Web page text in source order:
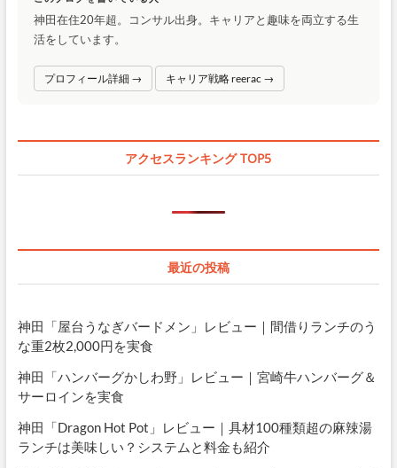
ィ
グ
HND⇒JL495⇒KCZ
神田在住20年超。コンサル出身。キャリアと趣味を両立する生
活をしています。
プロフィール詳細 → キャリア戦略 reerac →
アクセスランキング TOP5
最近の投稿
神田「屋台うなぎバードメン」レビュー｜間借りランチのう
な重2枚2,000円を実食
神田「ハンバーグかしわ野」レビュー｜宮崎牛ハンバーグ＆
サーロインを実食
神田「Dragon Hot Pot」レビュー｜具材100種類超の麻辣湯
ランチは美味しい？システムと料金も紹介